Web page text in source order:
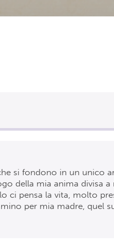
si fondono in un unico
della mia anima divisa
ci pensa la vita, molto
per mia madre, quel